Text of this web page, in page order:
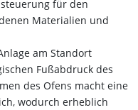
für den
Materialien und
am Standort
Fußabdruck des
des Ofens macht eine
wodurch erheblich